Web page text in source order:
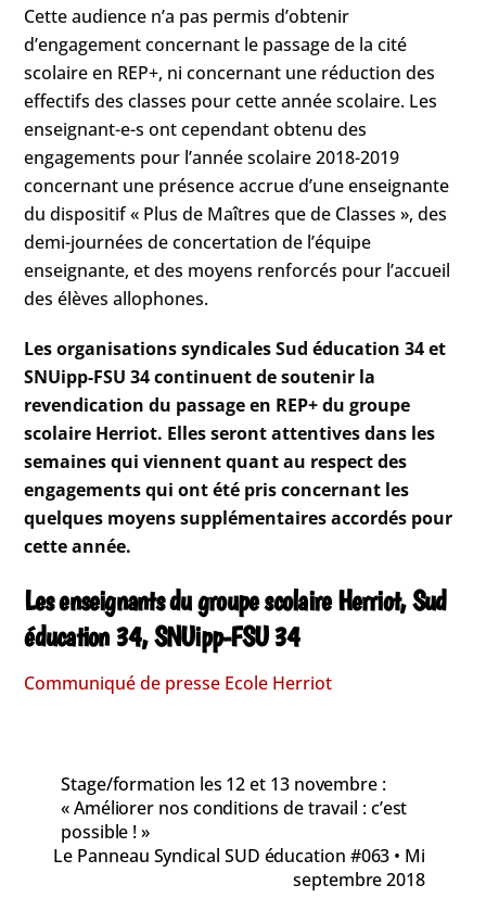
Cette audience n’a pas permis d’obtenir
d’engagement concernant le passage de la cité
scolaire en REP+, ni concernant une réduction des
effectifs des classes pour cette année scolaire. Les
enseignant-e-s ont cependant obtenu des
engagements pour l’année scolaire 2018-2019
concernant une présence accrue d’une enseignante
du dispositif « Plus de Maîtres que de Classes », des
demi-journées de concertation de l’équipe
enseignante, et des moyens renforcés pour l’accueil
des élèves allophones.
Les organisations syndicales Sud éducation 34 et
SNUipp-FSU 34 continuent de soutenir la
revendication du passage en REP+ du groupe
scolaire Herriot. Elles seront attentives dans les
semaines qui viennent quant au respect des
engagements qui ont été pris concernant les
quelques moyens supplémentaires accordés pour
cette année.
Les enseignants du groupe scolaire Herriot, Sud
éducation 34, SNUipp-FSU 34
Communiqué de presse Ecole Herriot
Stage/formation les 12 et 13 novembre :
« Améliorer nos conditions de travail : c’est
possible ! »
Le Panneau Syndical SUD éducation #063 • Mi
septembre 2018